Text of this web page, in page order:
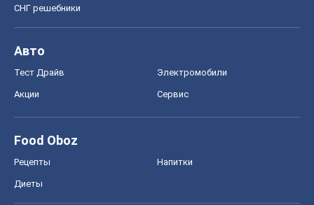
СНГ решебники
Авто
Тест Драйв Электромобили
Акции Сервис
Food Oboz
Рецепты Напитки
Диеты